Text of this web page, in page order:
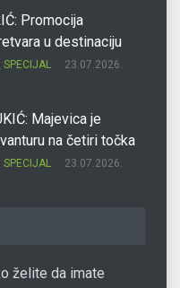
Promocija
u destinaciju
SPECIJAL 23.07.2026.
Majevica je
na četiri točka
SPECIJAL 23.07.2026.
želite da imate